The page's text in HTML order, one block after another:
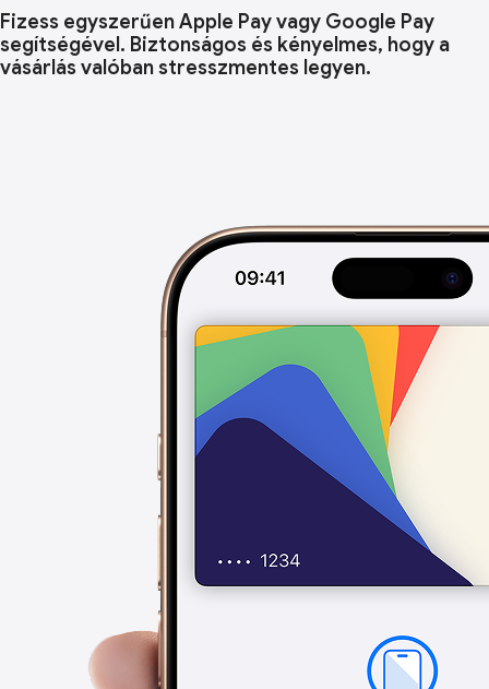
Fizess egyszerűen Apple Pay vagy Google Pay
segítségével. Biztonságos és kényelmes, hogy a
vásárlás valóban stresszmentes legyen.